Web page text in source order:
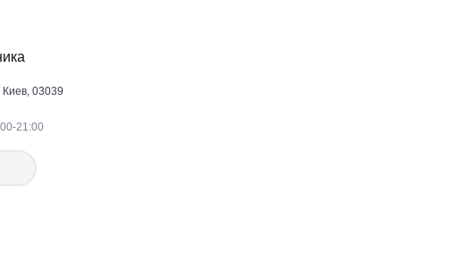
Киев, 03039
21:00